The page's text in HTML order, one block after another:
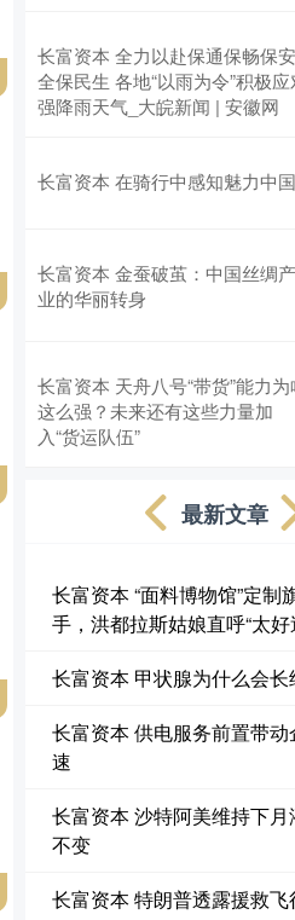
长富资本 全力以赴保通保畅保安
全保民生 各地“以雨为令”积极
强降雨天气_大皖新闻 | 安徽网
长富资本 在骑行中感知魅力中国
长富资本 金蚕破茧：中国丝绸产
业的华丽转身
长富资本 天舟八号“带货”能力为
这么强？未来还有这些力量加
入“货运队伍”
最新文章
长富资本 “面料博物馆”定制
手，洪都拉斯姑娘直呼“太好
长富资本 甲状腺为什么会长
长富资本 供电服务前置带
速
长富资本 沙特阿美维持下
不变
长富资本 特朗普透露援救